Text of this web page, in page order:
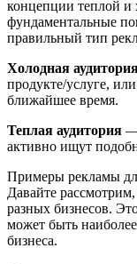
концепции теплой и
фундаментальные
правильный тип
Холодная
продукте/услуге,
ближайшее время.
Теплая аудитория —
активно ищут
Примеры рекламы
Давайте
разных бизнесов.
может быть
бизнеса.